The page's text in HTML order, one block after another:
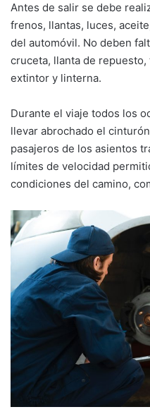
Antes de salir se debe
frenos, llantas, luces,
del automóvil. No deben
cruceta, llanta de
extintor y linterna.
Durante el viaje todos los
llevar abrochado el
pasajeros de los asientos
límites de velocidad
condiciones del camino,